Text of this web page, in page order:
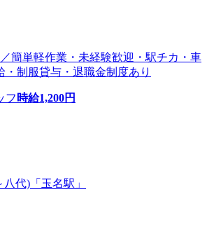
簡単軽作業・未経験歓迎・駅チカ・車
制服貸与・退職金制度あり
フ 時給1,200円
代)「玉名駅」